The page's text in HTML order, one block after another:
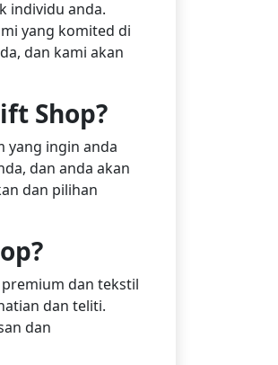
individu anda.
yang komited di
dan kami akan
Shop?
yang ingin anda
dan anda akan
dan pilihan
dan tekstil
dan teliti.
dan